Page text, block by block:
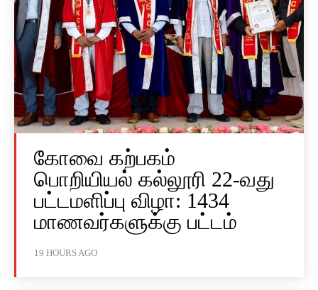
கோவை கற்பகம்
பொறியியல் கல்லூரி 22-வது
பட்டமளிப்பு விழா: 1434
மாணவர்களுக்கு பட்டம்
19 HOURS AGO